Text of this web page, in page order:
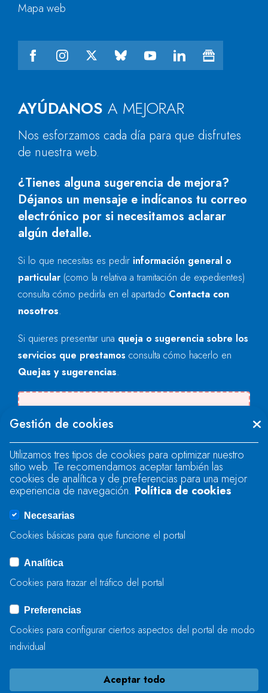
AYÚDANOS A MEJORAR
Nos esforzamos cada día para que disfrutes
de nuestra web.
¿Tienes alguna sugerencia de mejora?
Déjanos un mensaje e indícanos tu correo
electrónico por si necesitamos aclarar
algún detalle.
Si lo que necesitas es pedir información general o
particular (como la relativa a tramitación de expedientes)
consulta cómo pedirla en el apartado Contacta con
nosotros.
Si quieres presentar una queja o sugerencia sobre los
servicios que prestamos consulta cómo hacerlo en
Quejas y sugerencias.
"text".
Se produjo un error al cargar el campo
"text".
Se produjo un error al cargar el campo
ENVIAR
Mapa web
Gestión de cookies
Utilizamos tres tipos de cookies para optimizar nuestro
sitio web. Te recomendamos aceptar también las
cookies de analítica y de preferencias para una mejor
experiencia de navegación. Política de cookies
Necesarias
Cookies básicas para que funcione el portal
Analítica
Cookies para trazar el tráfico del portal
Preferencias
Cookies para configurar ciertos aspectos del portal de modo
individual
Aceptar todo